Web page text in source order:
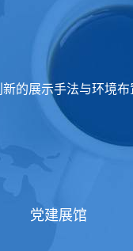
的展示手法与环境布
党建展馆